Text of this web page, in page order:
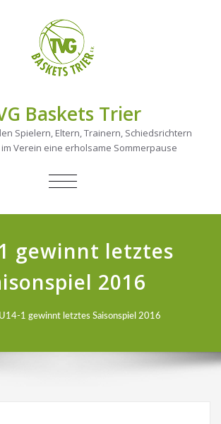
Baskets Trier
Spielern, Eltern, Trainern, Schiedsrichtern
Verein eine erholsame Sommerpause
NAVIGATION
gewinnt letztes
2016
U14-1 gewinnt letztes Saisonspiel 2016